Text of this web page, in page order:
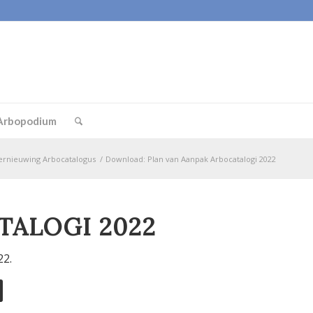
Arbocatalogus / Download: Plan van Aanpak Arbocatalogi 2022
2022